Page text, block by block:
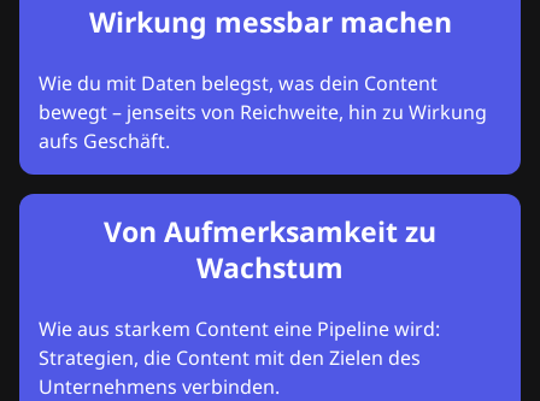
Wirkung messbar machen
Wie du mit Daten belegst, was dein Content
bewegt – jenseits von Reichweite, hin zu Wirkung
aufs Geschäft.
Von Aufmerksamkeit zu
Wachstum
Wie aus starkem Content eine Pipeline wird:
Strategien, die Content mit den Zielen des
Unternehmens verbinden.